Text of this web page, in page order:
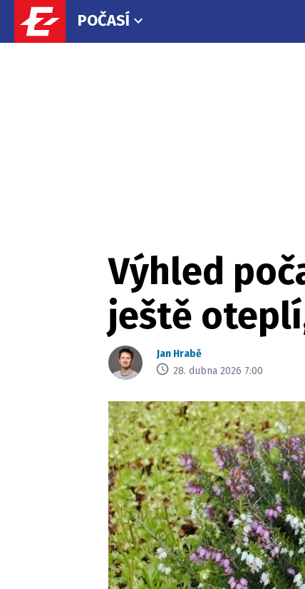
POČASÍ
Výhled
ještě
Jan Hrabě
28. dubna 2026 7:00